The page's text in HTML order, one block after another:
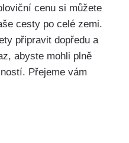
cenu si ‍můžete
cesty po⁢ celé zemi.
připravit dopředu a
abyste mohli plně
Přejeme ⁢vám